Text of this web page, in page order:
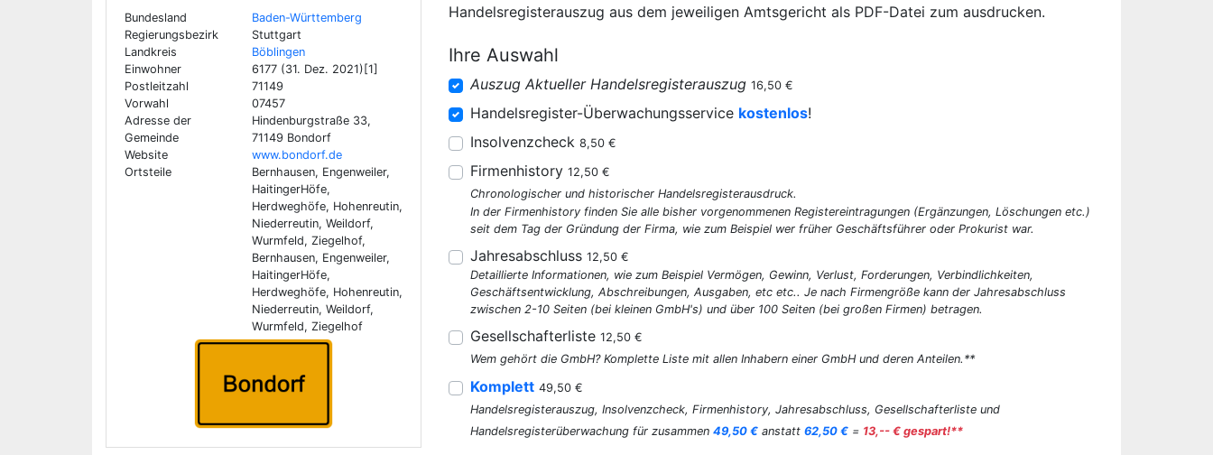
Bundesland
Baden-Württemberg
Regierungsbezirk
Stuttgart
Landkreis
Böblingen
Einwohner
6177 (31. Dez. 2021)[1]
Postleitzahl
71149
Vorwahl
07457
Adresse der
Gemeinde
Hindenburgstraße 33,
71149 Bondorf
Website
www.bondorf.de
Ortsteile
Bernhausen, Engenweiler,
HaitingerHöfe,
Herdweghöfe, Hohenreutin,
Niederreutin, Weildorf,
Wurmfeld, Ziegelhof,
Bernhausen, Engenweiler,
HaitingerHöfe,
Herdweghöfe, Hohenreutin,
Niederreutin, Weildorf,
Wurmfeld, Ziegelhof
Handelsregisterauszug aus dem jeweiligen Amtsgericht als PDF-Datei zum ausdrucken.
Ihre Auswahl
Auszug Aktueller Handelsregisterauszug 16,50 €
Handelsregister-Überwachungsservice kostenlos!
Insolvenzcheck 8,50 €
Firmenhistory 12,50 €
Chronologischer und historischer Handelsregisterausdruck.
In der Firmenhistory finden Sie alle bisher vorgenommenen Registereintragungen (Ergänzungen, Löschungen etc.)
seit dem Tag der Gründung der Firma, wie zum Beispiel wer früher Geschäftsführer oder Prokurist war.
Jahresabschluss 12,50 €
Detaillierte Informationen, wie zum Beispiel Vermögen, Gewinn, Verlust, Forderungen, Verbindlichkeiten,
Geschäftsentwicklung, Abschreibungen, Ausgaben, etc etc.. Je nach Firmengröße kann der Jahresabschluss
zwischen 2-10 Seiten (bei kleinen GmbH's) und über 100 Seiten (bei großen Firmen) betragen.
Gesellschafterliste 12,50 €
Wem gehört die GmbH? Komplette Liste mit allen Inhabern einer GmbH und deren Anteilen.**
Komplett 49,50 €
Handelsregisterauszug, Insolvenzcheck, Firmenhistory, Jahresabschluss, Gesellschafterliste und
Handelsregisterüberwachung für zusammen 49,50 € anstatt 62,50 € = 13,-- € gespart!**